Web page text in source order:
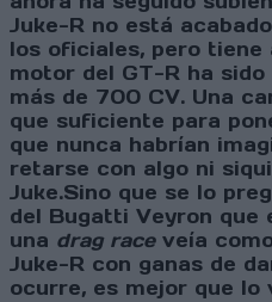
Juke-R no está
los oficiales, pero tiene
motor del GT-R ha
más de 700 CV. Una
que suficiente para
que nunca habrían
retarse con algo ni
Juke.Sino que se lo
del Bugatti Veyron que
una drag raceveía
Juke-R con ganas de
ocurre, es mejor que lo